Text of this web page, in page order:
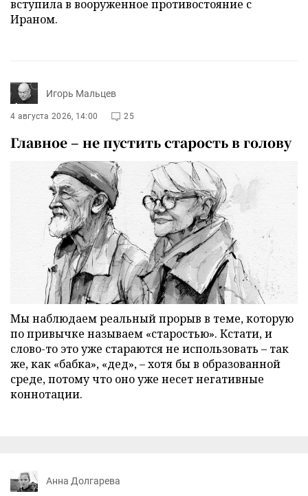
вступила в вооруженное противостояние с
Ираном.
Игорь Мальцев
4 августа 2026, 14:00 25
Главное – не пустить старость в голову
Мы наблюдаем реальный прорыв в теме, которую
по привычке называем «старостью». Кстати, и
слово-то это уже стараются не использовать – так
же, как «бабка», «дед», – хотя бы в образованной
среде, потому что оно уже несет негативные
коннотации.
Анна Долгарева